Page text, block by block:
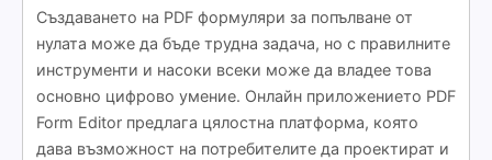
Създаването на PDF формуляри за попълване от
нулата може да бъде трудна задача, но с правилните
инструменти и насоки всеки може да владее това
основно цифрово умение. Онлайн приложението PDF
Form Editor предлага цялостна платформа, която
дава възможност на потребителите да проектират и